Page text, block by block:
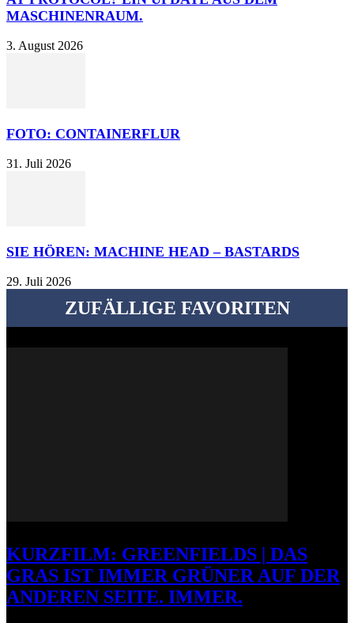
MASCHINENRAUM.
3. August 2026
FOTO: CONTAINERFLUR
31. Juli 2026
SIE HÖREN: MACHINE HEAD – BASTARDS
29. Juli 2026
ZUFÄLLIGE FAVORITEN
KURZFILM: GREENFIELDS | DAS
GRAS IST IMMER GRÜNER AUF DER
ANDEREN SEITE. IMMER.